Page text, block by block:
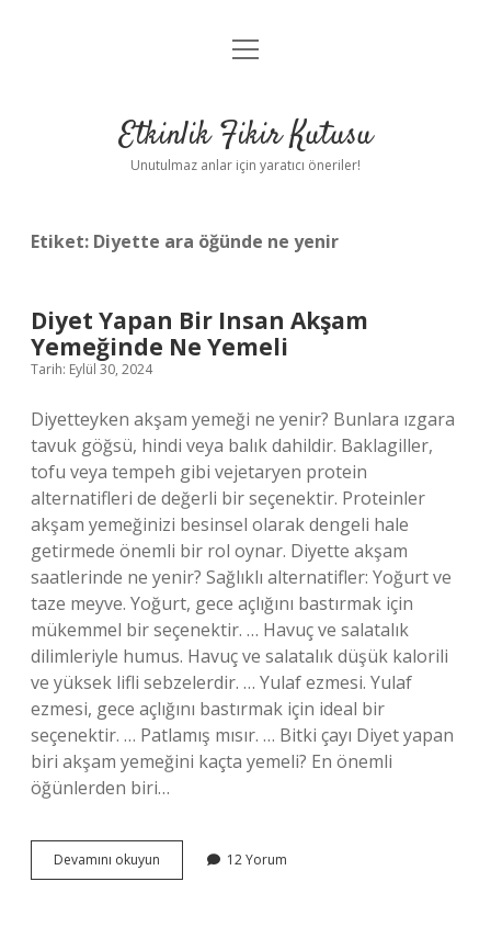
Anasayfa
Yasal Uyarı
menüyü
Etkinlik Fikir Kutusu
Unutulmaz anlar için yaratıcı öneriler!
Etiket: Diyette ara öğünde ne yenir
Diyet Yapan Bir Insan Akşam
Yemeğinde Ne Yemeli
Tarih: Eylül 30, 2024
Diyetteyken akşam yemeği ne yenir? Bunlara ızgara
tavuk göğsü, hindi veya balık dahildir. Baklagiller,
tofu veya tempeh gibi vejetaryen protein
alternatifleri de değerli bir seçenektir. Proteinler
akşam yemeğinizi besinsel olarak dengeli hale
getirmede önemli bir rol oynar. Diyette akşam
saatlerinde ne yenir? Sağlıklı alternatifler: Yoğurt ve
taze meyve. Yoğurt, gece açlığını bastırmak için
mükemmel bir seçenektir. … Havuç ve salatalık
dilimleriyle humus. Havuç ve salatalık düşük kalorili
ve yüksek lifli sebzelerdir. … Yulaf ezmesi. Yulaf
ezmesi, gece açlığını bastırmak için ideal bir
seçenektir. … Patlamış mısır. … Bitki çayı Diyet yapan
biri akşam yemeğini kaçta yemeli? En önemli
öğünlerden biri…
Devamını okuyun
Yapan
12 Yorum